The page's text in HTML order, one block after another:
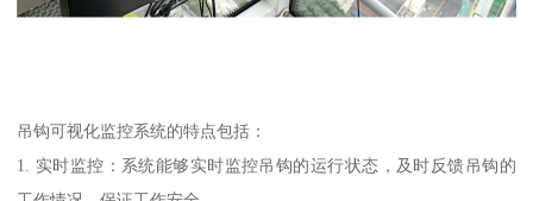
吊钩可视化监控系统的特点包括：
1. 实时监控：系统能够实时监控吊钩的运行状态，及时反馈吊钩的